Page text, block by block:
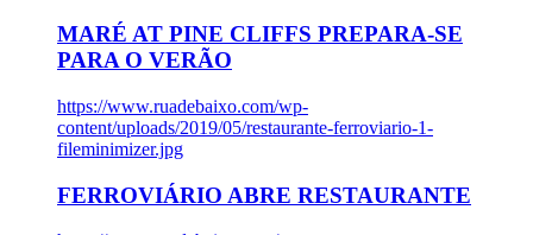
MARÉ AT PINE CLIFFS PREPARA-SE
PARA O VERÃO
https://www.ruadebaixo.com/wp-
content/uploads/2019/05/restaurante-ferroviario-1-
fileminimizer.jpg
FERROVIÁRIO ABRE RESTAURANTE